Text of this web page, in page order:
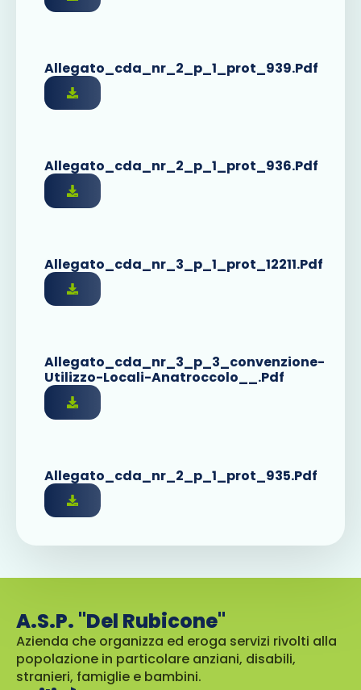
Allegato_cda_nr_2_p_1_prot_939.pdf
Allegato_cda_nr_2_p_1_prot_936.pdf
Allegato_cda_nr_3_p_1_prot_12211.pdf
Allegato_cda_nr_3_p_3_convenzione-
Utilizzo-Locali-Anatroccolo__.pdf
Allegato_cda_nr_2_p_1_prot_935.pdf
A.S.P. "Del Rubicone"
Azienda che organizza ed eroga servizi rivolti alla
popolazione in particolare anziani, disabili,
stranieri, famiglie e bambini.